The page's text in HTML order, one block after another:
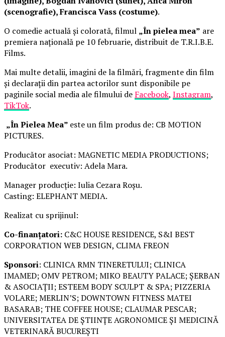
(scenografie), Francisca Vass (costume).
O comedie actuală și colorată, filmul „În pielea mea” are
premiera națională pe 10 februarie, distribuit de T.R.I.B.E.
Films.
Mai multe detalii, imagini de la filmări, fragmente din film
și declarații din partea actorilor sunt disponibile pe
paginile social media ale filmului de Facebook, Instagram,
TikTok.
„În Pielea Mea” este un film produs de: CB MOTION
PICTURES.
Producător asociat: MAGNETIC MEDIA PRODUCTIONS;
Producător executiv: Adela Mara.
Manager producție: Iulia Cezara Roșu.
Casting: ELEPHANT MEDIA.
Realizat cu sprijinul:
Co-finanțatori: C&C HOUSE RESIDENCE, S&I BEST
CORPORATION WEB DESIGN, CLIMA FREON
Sponsori: CLINICA RMN TINERETULUI; CLINICA
IMAMED; OMV PETROM; MIKO BEAUTY PALACE; ȘERBAN
& ASOCIAȚII; ESTEEM BODY SCULPT & SPA; PIZZERIA
VOLARE; MERLIN’S; DOWNTOWN FITNESS MATEI
BASARAB; THE COFFEE HOUSE; CLAUMAR PESCAR;
UNIVERSITATEA DE ȘTIINȚE AGRONOMICE ȘI MEDICINĂ
VETERINARĂ BUCUREȘTI